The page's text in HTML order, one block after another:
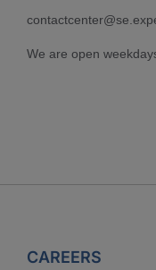
We are open
CAREERS